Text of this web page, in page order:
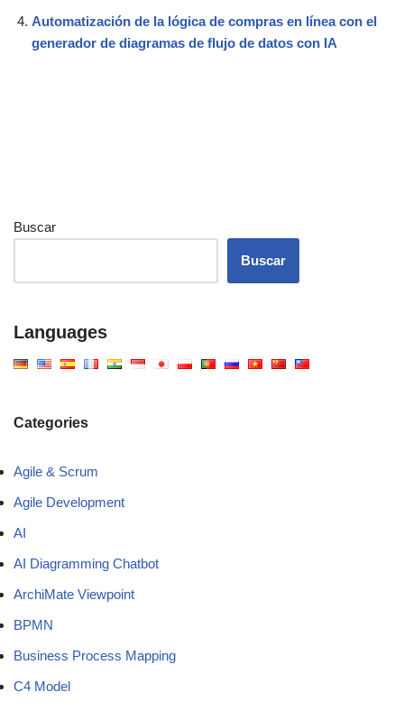
Automatización de la lógica de compras en línea con el
generador de diagramas de flujo de datos con IA
Buscar
Buscar
Languages
Categories
Agile & Scrum
Agile Development
AI
AI Diagramming Chatbot
ArchiMate Viewpoint
BPMN
Business Process Mapping
C4 Model